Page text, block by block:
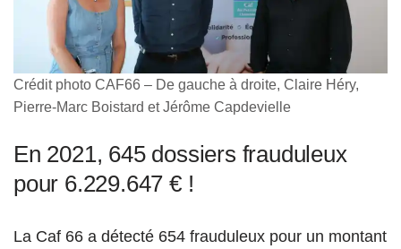
Crédit photo CAF66 – De gauche à droite, Claire Héry,
Pierre-Marc Boistard et Jérôme Capdevielle
En 2021, 645 dossiers frauduleux
pour 6.229.647 € !
La Caf 66 a détecté 654 frauduleux pour un montant